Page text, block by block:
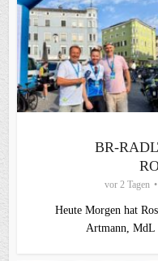
BR-
vor 2 Tagen
Heute Morgen hat
Artmann, MdL